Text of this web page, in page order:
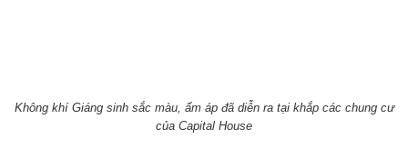
Không khí Giáng sinh sắc màu, ấm áp đã diễn ra tại khắp các chung cư
của Capital House